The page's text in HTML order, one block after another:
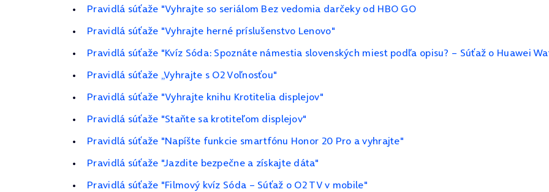
Pravidlá súťaže "Vyhrajte so seriálom Bez vedomia darčeky od HBO GO
Pravidlá súťaže "Vyhrajte herné príslušenstvo Lenovo"
Pravidlá súťaže "Kvíz Sóda: Spoznáte námestia slovenských miest podľa opisu? – Súťaž o Huawei
Pravidlá súťaže „Vyhrajte s O2 Voľnosťou"
Pravidlá súťaže "Vyhrajte knihu Krotitelia displejov"
Pravidlá súťaže "Staňte sa krotiteľom displejov"
Pravidlá súťaže "Napíšte funkcie smartfónu Honor 20 Pro a vyhrajte"
Pravidlá súťaže "Jazdite bezpečne a získajte dáta"
Pravidlá súťaže "Filmový kvíz Sóda – Súťaž o O2 TV v mobile"